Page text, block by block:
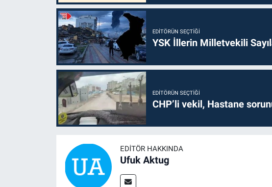
EDITÖRÜN SEÇTIĞI
YSK İllerin Milletvekili
EDITÖRÜN SEÇTIĞI
CHP’li vekil, Hastane
EDITÖR HAKKINDA
Ufuk Aktug